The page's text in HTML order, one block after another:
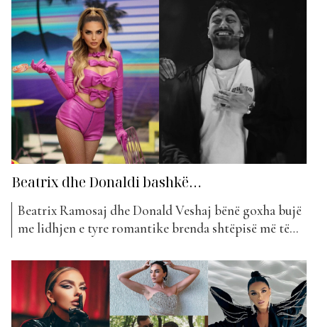
dolën që të ‘konkurronin’ projektet që kishin më
shumë kohë në...
Beatrix dhe Donaldi bashkë…
Beatrix Ramosaj dhe Donald Veshaj bënë goxha bujë
me lidhjen e tyre romantike brenda shtëpisë më të
Megjithatë, po aq e bujshme ishte dhe ndarja e tyre
fare pak pas mbarimit të këtij spektakli. Menjëherë
nuk munguan as projektet e tyre të...